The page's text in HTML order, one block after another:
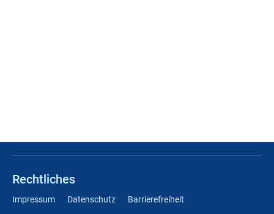
Rechtliches
Impressum Datenschutz Barrierefreiheit